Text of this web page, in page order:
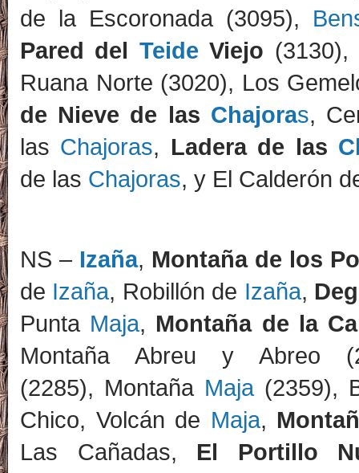
de la Escoronada (3095),
Pared del Teide Viejo (3130),
Ruana Norte (3020), Los
de Nieve de las Chajoras,
las Chajoras, Ladera de las
de las Chajoras, y El Calderón
NS – Izaña, Montaña de los
de Izaña, Robillón de Izaña,
Punta Maja, Montaña de la
Montaña Abreu y Abreo
(2285), Montaña Maja(2359),
Chico, Volcán de Maja,
Las Cañadas, El Portillo